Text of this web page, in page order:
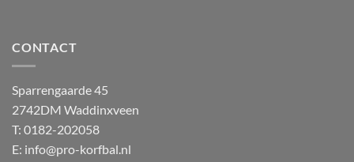
CONTACT
Sparrengaarde 45
2742DM Waddinxveen
T: 0182-202058
E: info@pro-korfbal.nl